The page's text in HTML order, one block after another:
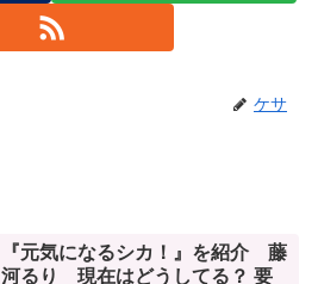
ケサ
『元気になるシカ！』を紹介 藤
河るり 現在はどうしてる？ 要